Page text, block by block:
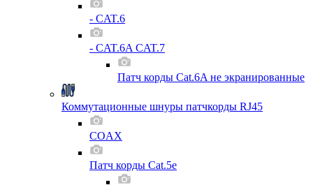
- CAT.6
- CAT.6A CAT.7
Патч корды Cat.6A не экранированные
Коммутационные шнуры патчкорды RJ45
COAX
Патч корды Cat.5e